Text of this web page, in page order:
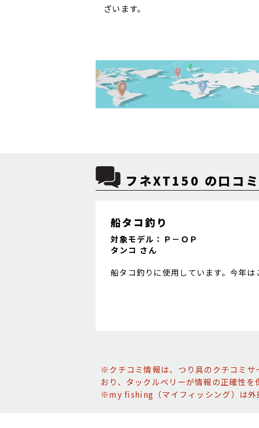
ざいます。
フネXT150 の口コ
船タコ釣り
対象モデル：Ｐ－ＯＰ
タンコ さん
船タコ釣りに使用しています。今年
※クチコミ情報は、つり具のクチコミサ
おり、タックルベリーが情報の正確性を
※my fishing（マイフィッシング）は外